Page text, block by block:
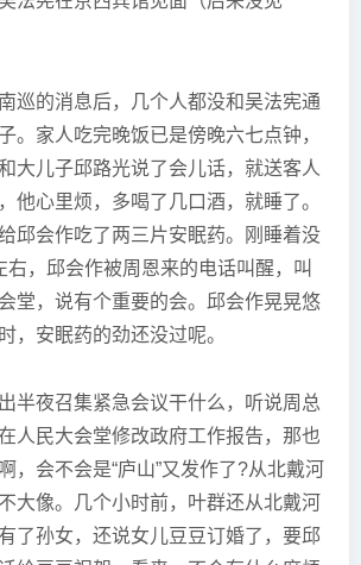
巡的消息后，几个人都没和吴法宪通
。家人吃完晚饭已是傍晚六七点钟，
大儿子邱路光说了会儿话，就送客人
他心里烦，多喝了几口酒，就睡了。
邱会作吃了两三片安眠药。刚睡着没
右，邱会作被周恩来的电话叫醒，叫
堂，说有个重要的会。邱会作晃晃悠
，安眠药的劲还没过呢。
半夜召集紧急会议干什么，听说周总
人民大会堂修改政府工作报告，那也
，会不会是“庐山”又发作了?从北戴河
大像。几个小时前，叶群还从北戴河
了孙女，还说女儿豆豆订婚了，要邱